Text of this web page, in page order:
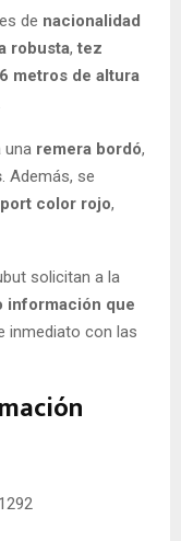
de nacionalidad
robusta, tez
metros de altura
remera bordó,
. Además, se
color rojo,
solicitan a la
información que
inmediato con las